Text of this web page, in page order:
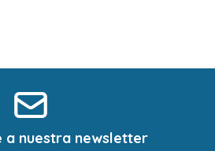
a nuestra newsletter